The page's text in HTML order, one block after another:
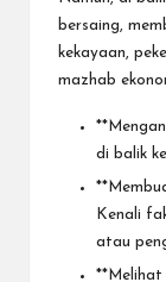
bersaing,
kekayaan,
mazhab
di balik
Kenali
atau
**Melihat